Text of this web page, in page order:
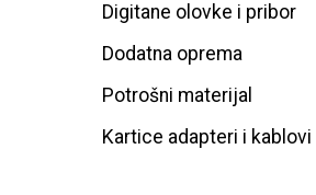
Digitane olovke i pribor
Dodatna oprema
Potrošni materijal
Kartice adapteri i kablovi